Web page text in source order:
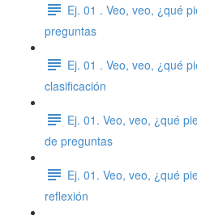
Ej. 01 . Veo, veo, ¿qué
preguntas
Ej. 01 . Veo, veo, ¿qué
clasificación
Ej. 01. Veo, veo, ¿qué
de preguntas
Ej. 01. Veo, veo, ¿qué
reflexión